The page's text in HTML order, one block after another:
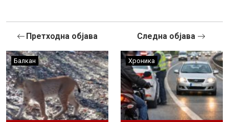
Претходна објава
Балкан
Следна објава
Хроника